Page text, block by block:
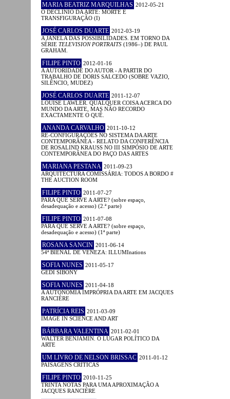
MARIA BEATRIZ MARQUILHAS 2012-05-21
O DECLÍNIO DA ARTE: MORTE E
TRANSFIGURAÇÃO (I)
JOSÉ CARLOS DUARTE 2012-03-19
A JANELA DAS POSSIBILIDADES. EM TORNO DA
SÉRIE TELEVISION PORTRAITS (1986–) DE PAUL
GRAHAM.
FILIPE PINTO 2012-01-16
A AUTORIDADE DO AUTOR - A PARTIR DO
TRABALHO DE DORIS SALCEDO (SOBRE VAZIO,
SILÊNCIO, MUDEZ)
JOSÉ CARLOS DUARTE 2011-12-07
LOUISE LAWLER. QUALQUER COISA ACERCA DO
MUNDO DA ARTE, MAS NÃO RECORDO
EXACTAMENTE O QUÊ.
ANANDA CARVALHO 2011-10-12
RE-CONFIGURAÇÕES NO SISTEMA DA ARTE
CONTEMPORÂNEA - RELATO DA CONFERÊNCIA
DE ROSALIND KRAUSS NO III SIMPÓSIO DE ARTE
CONTEMPORÂNEA DO PAÇO DAS ARTES
MARIANA PESTANA 2011-09-23
ARQUITECTURA COMISSÁRIA: TODOS A BORDO #
THE AUCTION ROOM
FILIPE PINTO 2011-07-27
PARA QUE SERVE A ARTE? (sobre espaço,
desadequação e acesso) (2.ª parte)
FILIPE PINTO 2011-07-08
PARA QUE SERVE A ARTE? (sobre espaço,
desadequação e acesso) (1ª parte)
ROSANA SANCIN 2011-06-14
54ª BIENAL DE VENEZA: ILLUMInations
SOFIA NUNES 2011-05-17
GEDI SIBONY
SOFIA NUNES 2011-04-18
A AUTONOMIA IMPRÓPRIA DA ARTE EM JACQUES
RANCIÈRE
PATRÍCIA REIS 2011-03-09
IMAGE IN SCIENCE AND ART
BÁRBARA VALENTINA 2011-02-01
WALTER BENJAMIN. O LUGAR POLÍTICO DA
ARTE
UM LIVRO DE NELSON BRISSAC 2011-01-12
PAISAGENS CRÍTICAS
FILIPE PINTO 2010-11-25
TRINTA NOTAS PARA UMA APROXIMAÇÃO A
JACQUES RANCIÈRE